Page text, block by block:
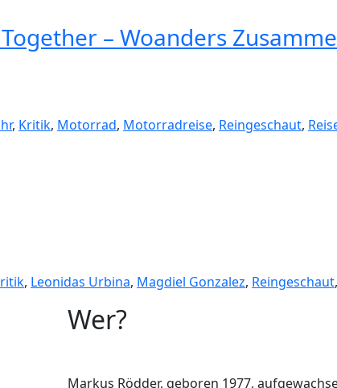
– Woanders
, Kritik, Motorrad, Motorradreise, Reingeschaut,
, Leonidas Urbina, Magdiel Gonzalez, Reingeschaut,
Wer?
Markus Rödder, geboren 1977,